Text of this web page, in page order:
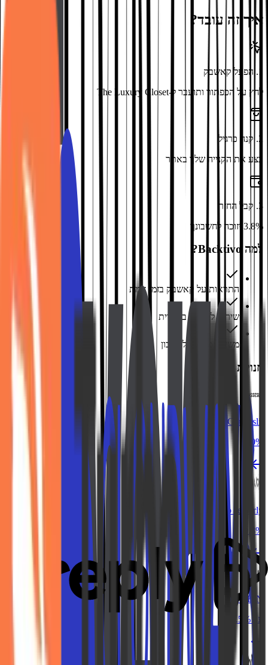
איך זה עובד?
1
. הפעל קאשבק
לחץ על הכפתור ותועבר ל-The Luxury Closet
2
. קנה כרגיל
בצע את הקנייה שלך באתר
3
. קבל החזר
3.8% יזוכה לחשבונך
למה Backtivo?
התראות על קאשבק בזמן אמת
שירות לקוחות בעברית
משיכה מהירה לחשבון
חנויות דומות
Glasseslit
10%
Italo Jewerly
9.3%
SHEIN
עד 7.5%